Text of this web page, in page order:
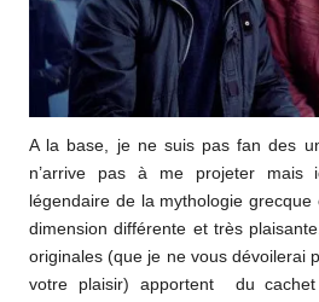
A la base, je ne suis pas fan des
n’arrive pas à me projeter mais
légendaire de la mythologie
dimension différente et très
originales (que je ne vous dévoilerai
votre plaisir) apportent du